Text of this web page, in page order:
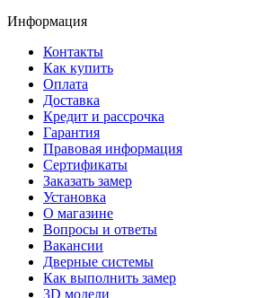
Информация
Контакты
Как купить
Оплата
Доставка
Кредит и рассрочка
Гарантия
Правовая информация
Сертификаты
Заказать замер
Установка
О магазине
Вопросы и ответы
Вакансии
Дверные системы
Как выполнить замер
3D модели